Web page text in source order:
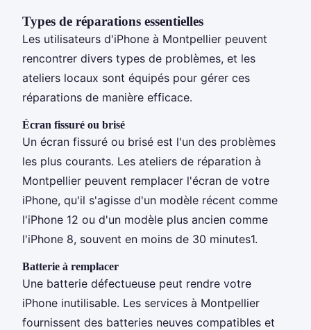
Types de réparations essentielles
Les utilisateurs d'iPhone à Montpellier peuvent
rencontrer divers types de problèmes, et les
ateliers locaux sont équipés pour gérer ces
réparations de manière efficace.
Écran fissuré ou brisé
Un écran fissuré ou brisé est l'un des problèmes
les plus courants. Les ateliers de réparation à
Montpellier peuvent remplacer l'écran de votre
iPhone, qu'il s'agisse d'un modèle récent comme
l'iPhone 12 ou d'un modèle plus ancien comme
l'iPhone 8, souvent en moins de 30 minutes1.
Batterie à remplacer
Une batterie défectueuse peut rendre votre
iPhone inutilisable. Les services à Montpellier
fournissent des batteries neuves compatibles et